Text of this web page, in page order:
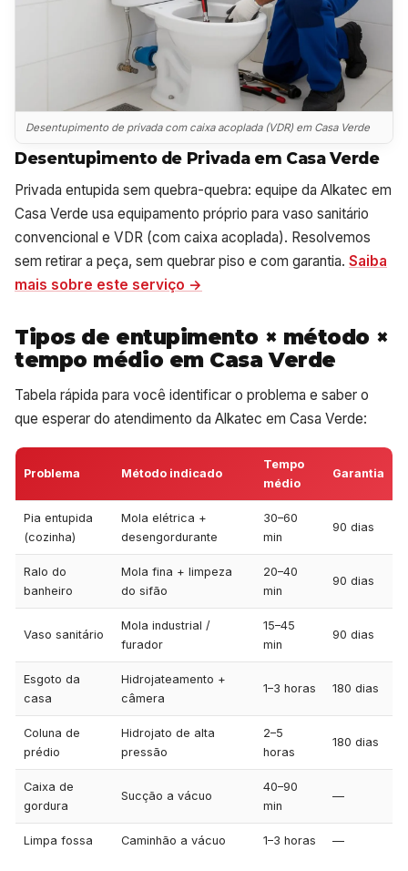
Desentupimento de privada com caixa acoplada (VDR) em Casa Verde
Desentupimento de Privada em Casa Verde
Privada entupida sem quebra-quebra: equipe da Alkatec em
Casa Verde usa equipamento próprio para vaso sanitário
convencional e VDR (com caixa acoplada). Resolvemos
sem retirar a peça, sem quebrar piso e com garantia. Saiba
mais sobre este serviço →
Tipos de entupimento × método ×
tempo médio em Casa Verde
Tabela rápida para você identificar o problema e saber o
que esperar do atendimento da Alkatec em Casa Verde:
Problema Método indicado
Tempo
médio
Garantia
Pia entupida
(cozinha)
Mola elétrica +
desengordurante
30–60
min
90 dias
Ralo do
banheiro
Mola fina + limpeza
do sifão
20–40
min
90 dias
Vaso sanitário
Mola industrial /
furador
15–45
min
90 dias
Esgoto da
casa
Hidrojateamento +
câmera
1–3 horas 180 dias
Coluna de
prédio
Hidrojato de alta
pressão
2–5
horas
180 dias
Caixa de
gordura
Sucção a vácuo
40–90
min
—
Limpa fossa Caminhão a vácuo 1–3 horas —